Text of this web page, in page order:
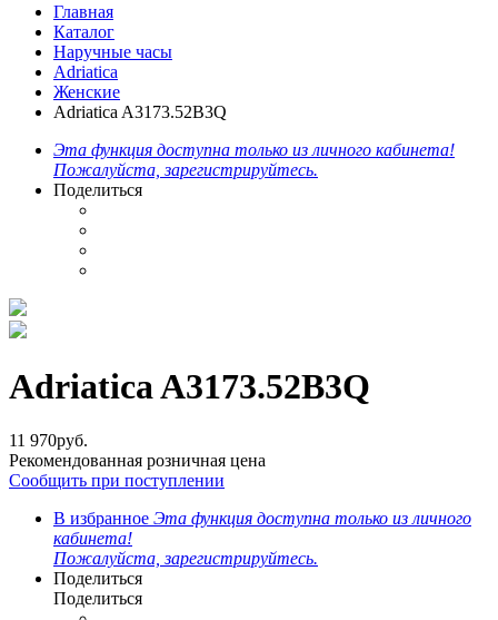
Главная
Каталог
Наручные часы
Adriatica
Женские
Adriatica A3173.52B3Q
Эта функция доступна только из личного кабинета!
Пожалуйста, зарегистрируйтесь.
Поделиться
Adriatica A3173.52B3Q
11 970руб.
Рекомендованная розничная цена
Сообщить при поступлении
В избранное Эта функция доступна только из личного
кабинета!
Пожалуйста, зарегистрируйтесь.
Поделиться
Поделиться